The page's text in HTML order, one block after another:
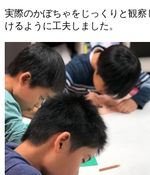
実際のかぼちゃをじっくりと観
けるように工夫しました。